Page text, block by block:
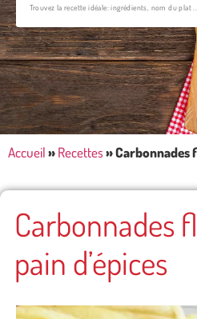
Accueil»Recettes»Carbonnades
Carbonnades
pain d’épices